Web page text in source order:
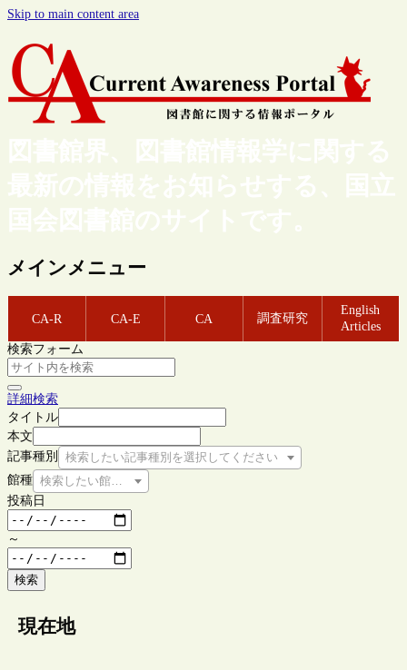
Skip to main content area
図書館界、図書館情報学に関する
最新の情報をお知らせする、国立
国会図書館のサイトです。
メインメニュー
CA-R CA-E CA 調査研究
English
Articles
検索フォーム
詳細検索
タイトル
本文
記事種別
検索したい記事種別を選択してください
館種 検索したい館種を選択してください
投稿日
～
検索
現在地